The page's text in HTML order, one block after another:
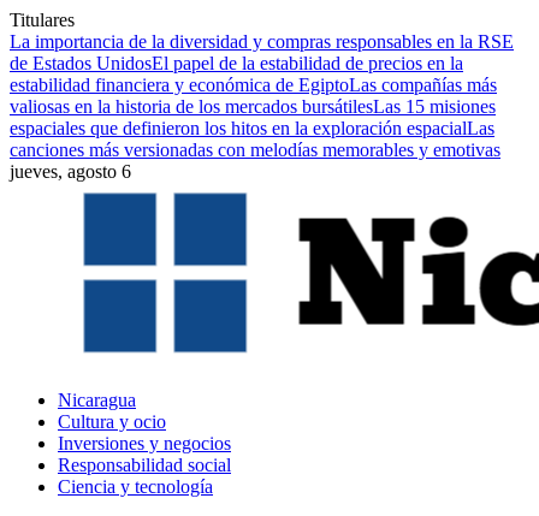
Titulares
La importancia de la diversidad y compras responsables en la RSE
de Estados UnidosEl papel de la estabilidad de precios en la
estabilidad financiera y económica de EgiptoLas compañías más
valiosas en la historia de los mercados bursátilesLas 15 misiones
espaciales que definieron los hitos en la exploración espacialLas
canciones más versionadas con melodías memorables y emotivas
jueves, agosto 6
Nicaragua
Cultura y ocio
Inversiones y negocios
Responsabilidad social
Ciencia y tecnología